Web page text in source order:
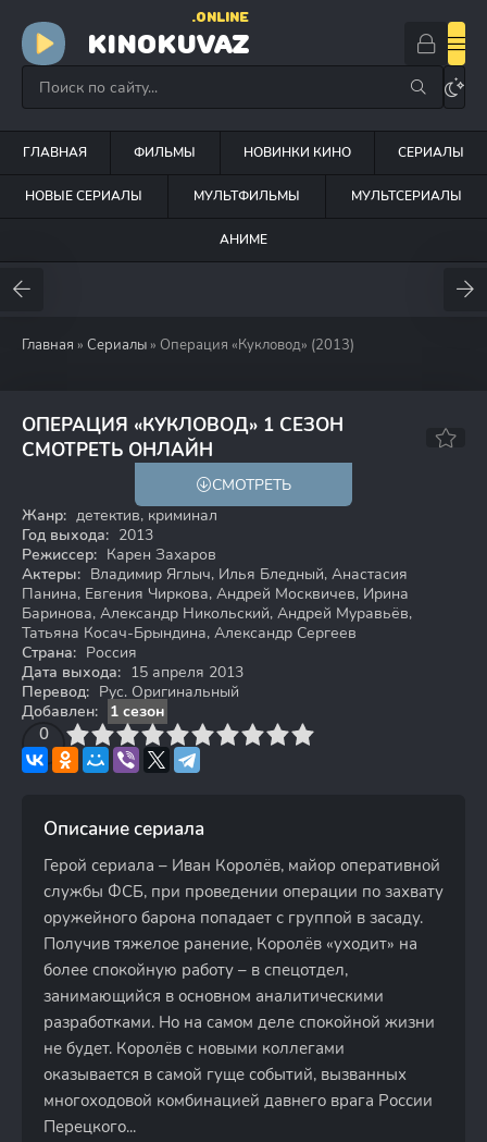
KINOKUVAZ
.ONLINE
ГЛАВНАЯ ФИЛЬМЫ НОВИНКИ КИНО СЕРИАЛЫ
НОВЫЕ СЕРИАЛЫ МУЛЬТФИЛЬМЫ МУЛЬТСЕРИАЛЫ
АНИМЕ
Главная » Сериалы » Операция «Кукловод» (2013)
ОПЕРАЦИЯ «КУКЛОВОД» 1 СЕЗОН
СМОТРЕТЬ ОНЛАЙН
6.0
СМОТРЕТЬ
Жанр: детектив, криминал
Год выхода: 2013
Режиссер: Карен Захаров
Актеры: Владимир Яглыч, Илья Бледный, Анастасия
Панина, Евгения Чиркова, Андрей Москвичев, Ирина
Баринова, Александр Никольский, Андрей Муравьёв,
Татьяна Косач-Брындина, Александр Сергеев
Страна: Россия
Дата выхода: 15 апреля 2013
Перевод: Рус. Оригинальный
Добавлен:
1 сезон
0
4 6 7 8 9 10
Описание сериала
Герой сериала – Иван Королёв, майор оперативной
службы ФСБ, при проведении операции по захвату
оружейного барона попадает с группой в засаду.
Получив тяжелое ранение, Королёв «уходит» на
более спокойную работу – в спецотдел,
занимающийся в основном аналитическими
разработками. Но на самом деле спокойной жизни
не будет. Королёв с новыми коллегами
оказывается в самой гуще событий, вызванных
многоходовой комбинацией давнего врага России
Перецкого...